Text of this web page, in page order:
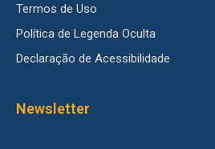
Termos de Uso
Política de Legenda Oculta
Declaração de Acessibilidade
Newsletter